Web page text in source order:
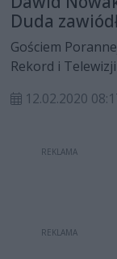
Nowak
Fajdek (Lewica).
Duda
Polaków
Gościem
Rekord i
okręgu partii
12.02.2020
REKLAMA
REKLAMA